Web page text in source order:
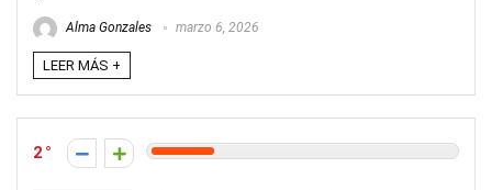
Alma Gonzales marzo 6, 2026
LEER MÁS +
2